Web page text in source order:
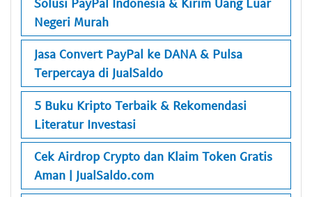
Negeri Murah
Jasa Convert PayPal ke DANA & Pulsa
Terpercaya di JualSaldo
5 Buku Kripto Terbaik & Rekomendasi
Literatur Investasi
Cek Airdrop Crypto dan Klaim Token Gratis
Aman | JualSaldo.com